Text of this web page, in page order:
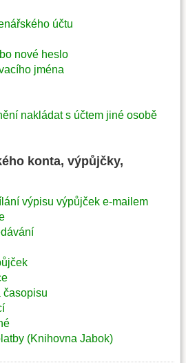
účtu
nové heslo
jména
nakládat s účtem jiné osobě
konta, výpůjčky,
výpisu výpůjček e-mailem
časopisu
(Knihovna Jabok)